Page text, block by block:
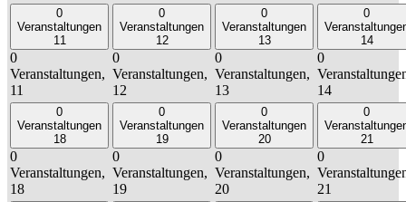
0
Veranstaltungen
11
0
Veranstaltungen,
11
0
Veranstaltungen
12
0
Veranstaltungen,
12
0
Veranstaltungen
13
0
Veranstaltungen,
13
0
14
0
14
0
Veranstaltungen
18
0
Veranstaltungen,
18
0
Veranstaltungen
19
0
Veranstaltungen,
19
0
Veranstaltungen
20
0
Veranstaltungen,
20
0
21
0
21